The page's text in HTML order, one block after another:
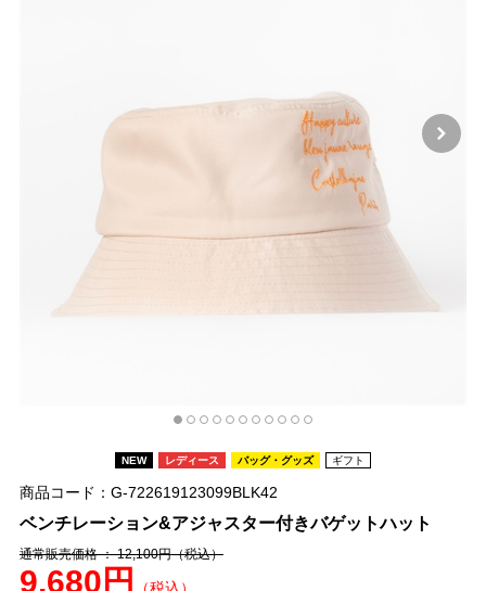
NEW レディース バッグ・グッズ ギフト
商品コード：G-722619123099BLK42
ベンチレーション&アジャスター付きバゲットハット
通常販売価格 ： 12,100円（税込）
9,680円